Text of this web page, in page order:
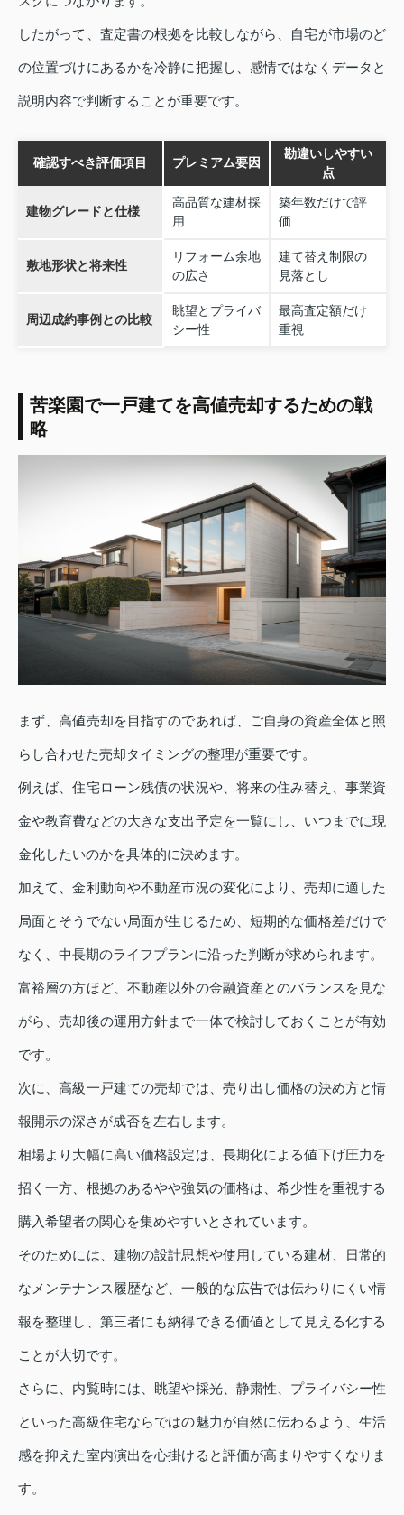
したがって、査定書の根拠を比較しながら、自宅が市場のど
の位置づけにあるかを冷静に把握し、感情ではなくデータと
説明内容で判断することが重要です。
確認すべき評価項目 プレミアム要因
勘違いしやすい
点
建物グレードと仕様
高品質な建材採
用
築年数だけで評
価
敷地形状と将来性
リフォーム余地
の広さ
建て替え制限の
見落とし
周辺成約事例との比較
眺望とプライバ
シー性
最高査定額だけ
重視
苦楽園で一戸建てを高値売却するための戦
略
まず、高値売却を目指すのであれば、ご自身の資産全体と照
らし合わせた売却タイミングの整理が重要です。
例えば、住宅ローン残債の状況や、将来の住み替え、事業資
金や教育費などの大きな支出予定を一覧にし、いつまでに現
金化したいのかを具体的に決めます。
加えて、金利動向や不動産市況の変化により、売却に適した
局面とそうでない局面が生じるため、短期的な価格差だけで
なく、中長期のライフプランに沿った判断が求められます。
富裕層の方ほど、不動産以外の金融資産とのバランスを見な
がら、売却後の運用方針まで一体で検討しておくことが有効
です。
次に、高級一戸建ての売却では、売り出し価格の決め方と情
報開示の深さが成否を左右します。
相場より大幅に高い価格設定は、長期化による値下げ圧力を
招く一方、根拠のあるやや強気の価格は、希少性を重視する
購入希望者の関心を集めやすいとされています。
そのためには、建物の設計思想や使用している建材、日常的
なメンテナンス履歴など、一般的な広告では伝わりにくい情
報を整理し、第三者にも納得できる価値として見える化する
ことが大切です。
さらに、内覧時には、眺望や採光、静粛性、プライバシー性
といった高級住宅ならではの魅力が自然に伝わるよう、生活
感を抑えた室内演出を心掛けると評価が高まりやすくなりま
す。